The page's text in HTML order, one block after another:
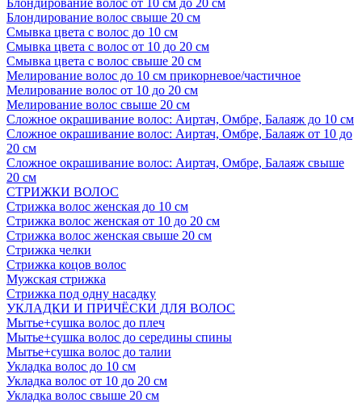
Блондирование волос от 10 см до 20 см
Блондирование волос свыше 20 см
Смывка цвета с волос до 10 см
Смывка цвета с волос от 10 до 20 см
Смывка цвета с волос свыше 20 см
Мелирование волос до 10 см прикорневое/частичное
Мелирование волос от 10 до 20 см
Мелирование волос свыше 20 см
Сложное окрашивание волос: Аиртач, Омбре, Балаяж до 10 см
Сложное окрашивание волос: Аиртач, Омбре, Балаяж от 10 до
20 см
Сложное окрашивание волос: Аиртач, Омбре, Балаяж свыше
20 см
СТРИЖКИ ВОЛОС
Стрижка волос женская до 10 см
Стрижка волос женская от 10 до 20 см
Стрижка волос женская свыше 20 см
Стрижка челки
Стрижка коцов волос
Мужская стрижка
Стрижка под одну насадку
УКЛАДКИ И ПРИЧЁСКИ ДЛЯ ВОЛОС
Мытье+сушка волос до плеч
Мытье+сушка волос до середины спины
Мытье+сушка волос до талии
Укладка волос до 10 см
Укладка волос от 10 до 20 см
Укладка волос свыше 20 см